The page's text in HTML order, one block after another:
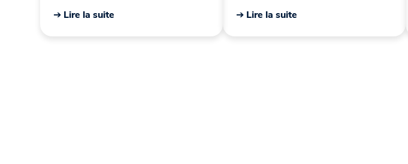
➔ Lire la suite ➔ Lire la suite